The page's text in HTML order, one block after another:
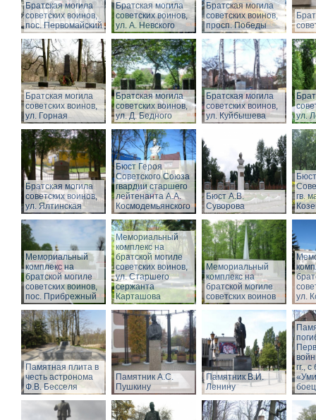
Братская могила
советских воинов,
пос. Первомайский
Братская могила
советских воинов,
ул. А. Невского
Братская могила
советских воинов,
просп. Победы
Братская могила
советских воинов,
ул. Горная
Братская могила
советских воинов,
ул. Д. Бедного
Братская могила
советских воинов,
ул. Куйбышева
ул.
Братская могила
советских воинов,
ул. Ялтинская
Бюст Героя
Советского Союза
гвардии старшего
лейтенанта А.А.
Космодемьянского
Бюст А.В.
Суворова
гв.
Мемориальный
комплекс на
братской могиле
советских воинов,
пос. Прибрежный
Мемориальный
комплекс на
братской могиле
советских воинов,
ул. Старшего
сержанта
Карташова
Мемориальный
комплекс на
братской могиле
советских воинов
ул.
Памятная плита в
честь астронома
Ф.В. Бесселя
Памятник А.С.
Пушкину
Памятник В.И.
Ленину
гг.,